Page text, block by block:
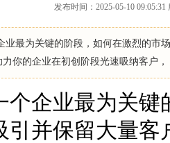
发布时间：2025-05-10
业最为关键的阶段，如何在激烈的市
你的企业在初创阶段光速吸纳客户，
个企业最为关
引并保留大量